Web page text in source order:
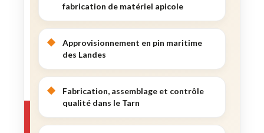
fabrication de matériel apicole
Approvisionnement en pin maritime
des Landes
Fabrication, assemblage et contrôle
qualité dans le Tarn